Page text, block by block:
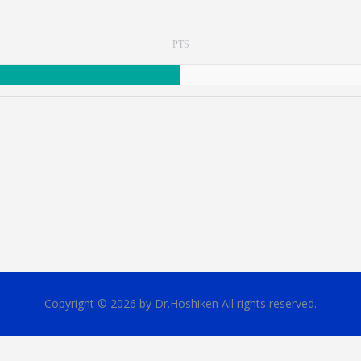
PTS
Copyright © 2026 by Dr.Hoshiken All rights reserved.